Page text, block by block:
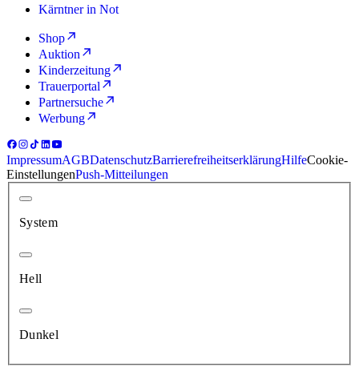
Kärntner in Not
Shop
Auktion
Kinderzeitung
Trauerportal
Partnersuche
Werbung
ImpressumAGBDatenschutzBarrierefreiheitserklärungHilfeCookie-
EinstellungenPush-Mitteilungen
System
Hell
Dunkel